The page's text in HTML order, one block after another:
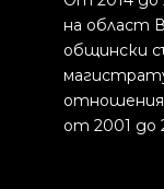
на област
общински
от 2001 до